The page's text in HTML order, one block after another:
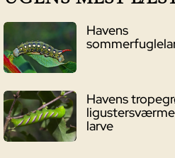
Havens
Havens
larve